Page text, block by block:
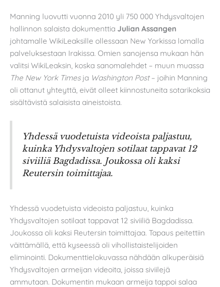
Manning luovutti vuonna 2010 yli 750 000 Yhdysvaltojen
hallinnon salaista dokumenttia Julian Assangen
johtamalle WikiLeaksille ollessaan New Yorkissa lomalla
palveluksestaan Irakissa. Omien sanojensa mukaan hän
valitsi WikiLeaksin, koska sanomalehdet – muun muassa
The New York Timesja Washington Post– joihin Manning
oli ottanut yhteyttä, eivät olleet kiinnostuneita sotarikoksia
sisältävistä salaisista aineistoista.
Yhdessä vuodetuista videoista paljastuu,
kuinka Yhdysvaltojen sotilaat tappavat 12
siviiliä Bagdadissa. Joukossa oli kaksi
Reutersin toimittajaa.
Yhdessä vuodetuista videoista paljastuu, kuinka
Yhdysvaltojen sotilaat tappavat 12 siviiliä Bagdadissa.
Joukossa oli kaksi Reutersin toimittajaa. Tapaus peitettiin
väittämällä, että kyseessä oli vihollistaistelijoiden
eliminointi. Dokumenttielokuvassa nähdään alkuperäisiä
Yhdysvaltojen armeijan videoita, joissa siviilejä
ammutaan. Dokumentin mukaan armeija tappoi salaa